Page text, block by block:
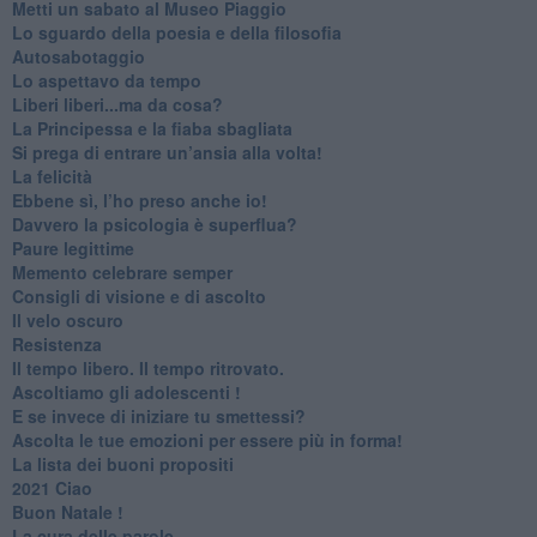
​Metti un sabato al Museo Piaggio
​Lo sguardo della poesia e della filosofia
Autosabotaggio
​Lo aspettavo da tempo
​Liberi liberi...ma da cosa?
​La Principessa e la fiaba sbagliata
Si prega di entrare un’ansia alla volta!
​La felicità
​Ebbene sì, l’ho preso anche io!
​Davvero la psicologia è superflua?
Paure legittime
​Memento celebrare semper
​Consigli di visione e di ascolto
​Il velo oscuro
Resistenza
​Il tempo libero. Il tempo ritrovato.
Ascoltiamo gli adolescenti !
​E se invece di iniziare tu smettessi?
​Ascolta le tue emozioni per essere più in forma!
​La lista dei buoni propositi
2021 Ciao
Buon Natale !